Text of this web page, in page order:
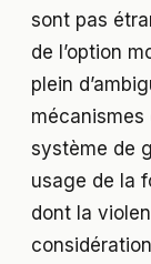
sont pas
de l’option
plein
système de
usage de la
dont la